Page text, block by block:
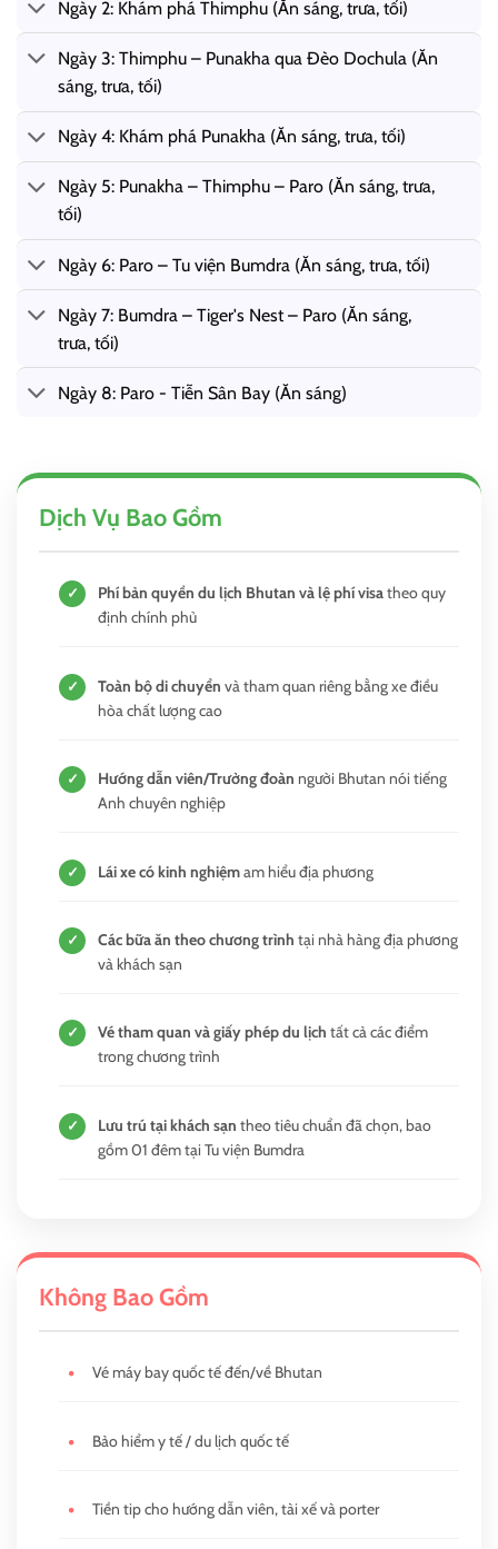
Ngày 2: Khám phá Thimphu (Ăn sáng, trưa, tối)
Ngày 3: Thimphu – Punakha qua Đèo Dochula (Ăn
sáng, trưa, tối)
Ngày 4: Khám phá Punakha (Ăn sáng, trưa, tối)
Ngày 5: Punakha – Thimphu – Paro (Ăn sáng, trưa,
tối)
Ngày 6: Paro – Tu viện Bumdra (Ăn sáng, trưa, tối)
Ngày 7: Bumdra – Tiger's Nest – Paro (Ăn sáng,
trưa, tối)
Ngày 8: Paro - Tiễn Sân Bay (Ăn sáng)
Dịch Vụ Bao Gồm
✓ Phí bản quyền du lịch Bhutan và lệ phí visatheo quy
định chính phủ
✓ Toàn bộ di chuyển và tham quan riêng bằng xe điều
hòa chất lượng cao
✓ Hướng dẫn viên/Trưởng đoàn người Bhutan nói tiếng
Anh chuyên nghiệp
✓ Lái xe có kinh nghiệmam hiểu địa phương
✓ Các bữa ăn theo chương trình tại nhà hàng địa phương
và khách sạn
✓ Vé tham quan và giấy phép du lịch tất cả các điểm
trong chương trình
✓ Lưu trú tại khách sạn theo tiêu chuẩn đã chọn, bao
gồm 01 đêm tại Tu viện Bumdra
Không Bao Gồm
• Vé máy bay quốc tế đến/về Bhutan
• Bảo hiểm y tế / du lịch quốc tế
• Tiền tip cho hướng dẫn viên, tài xế và porter